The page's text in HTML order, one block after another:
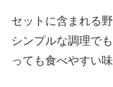
セットに含まれる
シンプルな調理で
っても食べやすい